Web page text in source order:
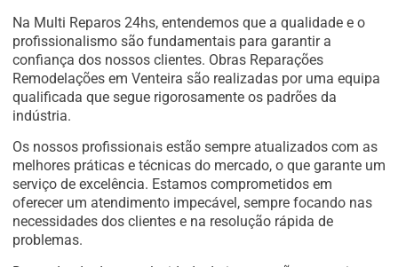
Na Multi Reparos 24hs, entendemos que a qualidade e o
profissionalismo são fundamentais para garantir a
confiança dos nossos clientes. Obras Reparações
Remodelações em Venteira são realizadas por uma equipa
qualificada que segue rigorosamente os padrões da
indústria.
Os nossos profissionais estão sempre atualizados com as
melhores práticas e técnicas do mercado, o que garante um
serviço de excelência. Estamos comprometidos em
oferecer um atendimento impecável, sempre focando nas
necessidades dos clientes e na resolução rápida de
problemas.